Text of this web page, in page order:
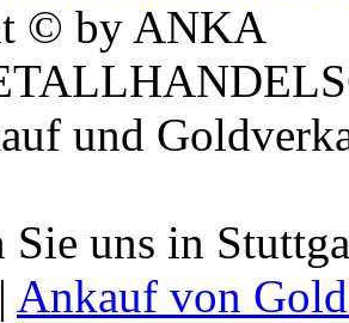
© by ANKA
und
Sie uns in
| Ankauf von